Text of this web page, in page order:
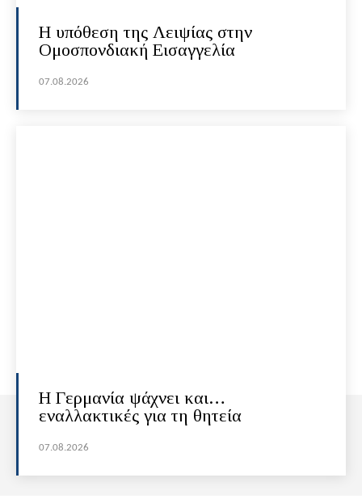
Η υπόθεση της Λειψίας στην
Ομοσπονδιακή Εισαγγελία
07.08.2026
H Γερμανία ψάχνει και…
εναλλακτικές για τη θητεία
07.08.2026